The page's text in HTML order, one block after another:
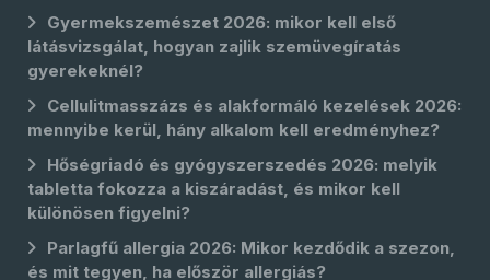
Gyermekszemészet 2026: mikor kell első
látásvizsgálat, hogyan zajlik szemüvegíratás
gyerekeknél?
Cellulitmasszázs és alakformáló kezelések 2026:
mennyibe kerül, hány alkalom kell eredményhez?
Hőségriadó és gyógyszerszedés 2026: melyik
tabletta fokozza a kiszáradást, és mikor kell
különösen figyelni?
Parlagfű allergia 2026: Mikor kezdődik a szezon,
és mit tegyen, ha először allergiás?